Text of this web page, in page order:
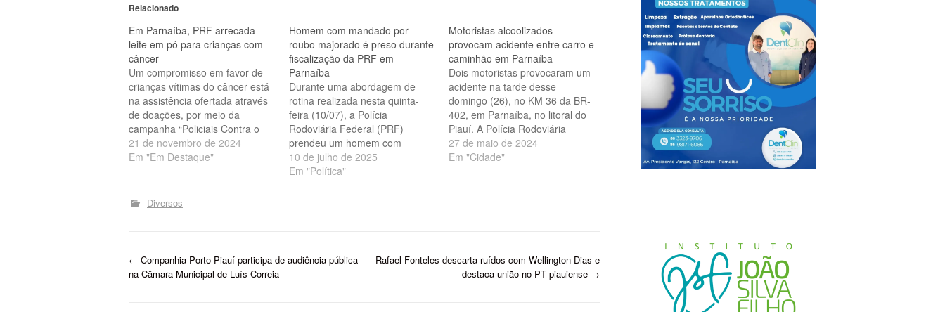
Relacionado
Em Parnaíba, PRF arrecada
leite em pó para crianças com
câncer
Um compromisso em favor de
crianças vítimas do câncer está
na assistência ofertada através
de doações, por meio da
campanha “Policiais Contra o
Câncer Infantil”. Em Parnaíba, a
Polícia Rodoviária Federal
até sexta-feira (13/12). As
doações são destinadas às…
21 de novembro de 2024
Em "Em Destaque"
Homem com mandado por
roubo majorado é preso durante
fiscalização da PRF em
Parnaíba
Durante uma abordagem de
rotina realizada nesta quinta-
feira (10/07), a Polícia
Rodoviária Federal (PRF)
prendeu um homem com
mandado de prisão definitiva em
aberto por roubo majorado. A
10 de julho de 2025
Em "Política"
Motoristas alcoolizados
provocam acidente entre carro e
caminhão em Parnaíba
Dois motoristas provocaram um
acidente na tarde desse
domingo (26), no KM 36 da BR-
402, em Parnaíba, no litoral do
Piauí. A Polícia Rodoviária
Federal (PRF) realizou o teste
de alcoolemia e constatou que
27 de maio de 2024
Em "Cidade"
Diversos
P
← Companhia Porto Piauí participa de audiência pública
na Câmara Municipal de Luís Correia
Rafael Fonteles descarta ruídos com Wellington Dias e
destaca união no PT piauiense →